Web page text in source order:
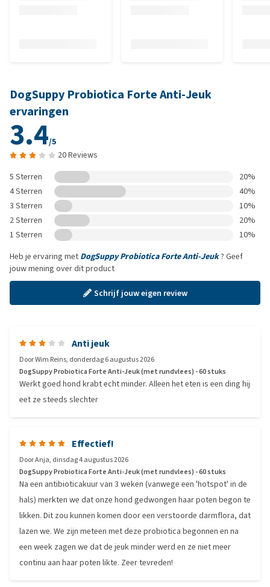
DogSuppy Probiotica Forte Anti-Jeuk
ervaringen
3.4/5
20 Reviews
5 Sterren
20%
4 Sterren
40%
3 Sterren
10%
2 Sterren
20%
1 Sterren
10%
Heb je ervaring met DogSuppy Probiotica Forte Anti-Jeuk? Geef
jouw mening over dit product
Schrijf jouw eigen review
Anti jeuk
DoorWim Reins, donderdag 6 augustus 2026
DogSuppy Probiotica Forte Anti-Jeuk (met rundvlees) - 60 stuks
Werkt goed hond krabt echt minder. Alleen het eten is een ding hij
eet ze steeds slechter
Effectief!
DoorAnja, dinsdag 4 augustus 2026
DogSuppy Probiotica Forte Anti-Jeuk (met rundvlees) - 60 stuks
Na een antibioticakuur van 3 weken (vanwege een 'hotspot' in de
hals) merkten we dat onze hond gedwongen haar poten begon te
likken. Dit zou kunnen komen door een verstoorde darmflora, dat
lazen we. We zijn meteen met deze probiotica begonnen en na
een week zagen we dat de jeuk minder werd en ze niet meer
continu aan haar poten likte. Zeer tevreden!